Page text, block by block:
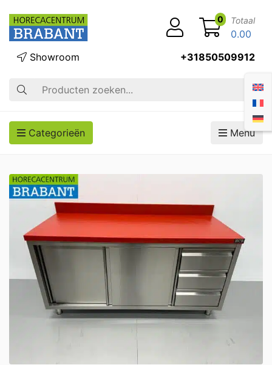
Zoek op
Showroom +31850509912
0 Totaal
0.00
Categorieën Menu